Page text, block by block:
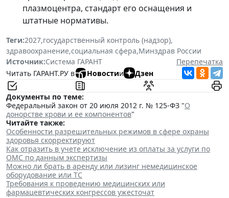
плазмоцентра, стандарт его оснащения и
штатные нормативы.
Теги:2027,государственный контроль (надзор),
здравоохранение,социальная сфера,Минздрав России
Источник:Система ГАРАНТ
Перепечатка
Читать ГАРАНТ.РУ в
Новостии Дзен
Документы по теме:
Федеральный закон от 20 июля 2012 г. № 125-ФЗ "О
донорстве крови и ее компонентов"
Читайте также:
Особенности разрешительных режимов в сфере охраны
здоровья скорректируют
Как отразить в учете исключение из оплаты за услуги по
ОМС по данным экспертизы
Можно ли брать в аренду или лизинг немедицинское
оборудование или ТС
Требования к проведению медицинских или
фармацевтических конгрессов ужесточат